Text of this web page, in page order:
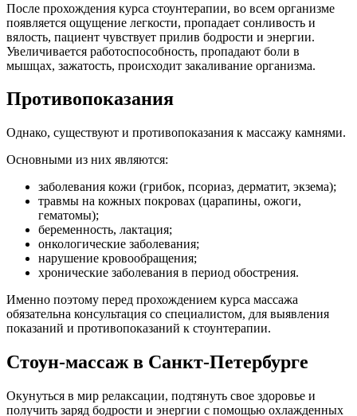
После прохождения курса стоунтерапии, во всем организме
появляется ощущение легкости, пропадает сонливость и
вялость, пациент чувствует прилив бодрости и энергии.
Увеличивается работоспособность, пропадают боли в
мышцах, зажатость, происходит закаливание организма.
Противопоказания
Однако, существуют и противопоказания к массажу камнями.
Основными из них являются:
заболевания кожи (грибок, псориаз, дерматит, экзема);
травмы на кожных покровах (царапины, ожоги,
гематомы);
беременность, лактация;
онкологические заболевания;
нарушение кровообращения;
хронические заболевания в период обострения.
Именно поэтому перед прохождением курса массажа
обязательна консультация со специалистом, для выявления
показаний и противопоказаний к стоунтерапии.
Стоун-массаж в Санкт-Петербурге
Окунуться в мир релаксации, подтянуть свое здоровье и
получить заряд бодрости и энергии с помощью охлажденных